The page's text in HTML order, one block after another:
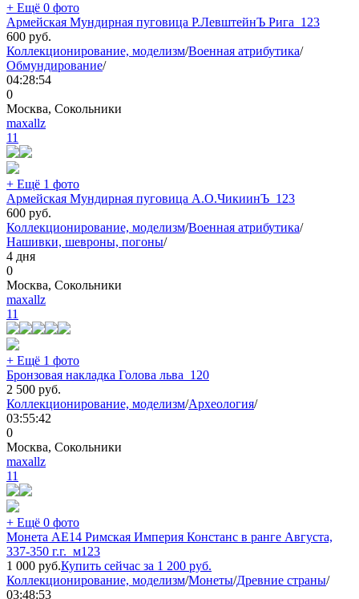
+ Ещё 0 фото
Армейская Мундирная пуговица Р.ЛевштейнЪ Рига_123
600 руб.
Коллекционирование, моделизм/Военная атрибутика/
Обмундирование/
04:28:54
0
Москва, Сокольники
maxallz
11
+ Ещё 1 фото
Армейская Мундирная пуговица А.О.ЧикиинЪ_123
600 руб.
Коллекционирование, моделизм/Военная атрибутика/
Нашивки, шевроны, погоны/
4 дня
0
Москва, Сокольники
maxallz
11
+ Ещё 1 фото
Бронзовая накладка Голова льва_120
2 500 руб.
Коллекционирование, моделизм/Археология/
03:55:42
0
Москва, Сокольники
maxallz
11
+ Ещё 0 фото
Монета АЕ14 Римская Империя Констанс в ранге Августа,
337-350 г.г._м123
1 000 руб.Купить сейчас за 1 200 руб.
Коллекционирование, моделизм/Монеты/Древние страны/
03:48:53